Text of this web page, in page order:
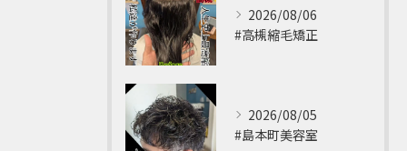
2026/08/06
#高槻縮毛矯正 ⁡
2026/08/05
#島本町美容室 ⁡